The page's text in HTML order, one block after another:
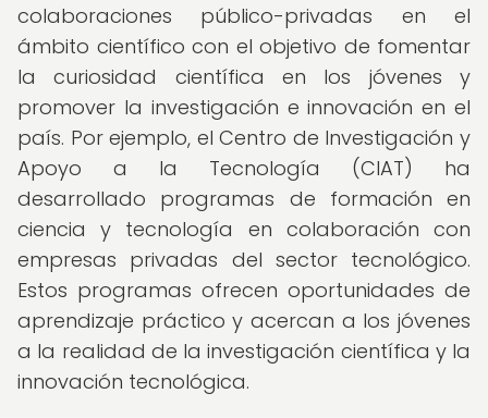
colaboraciones público-privadas en el
ámbito científico con el objetivo de fomentar
la curiosidad científica en los jóvenes y
promover la investigación e innovación en el
país. Por ejemplo, el Centro de Investigación y
Apoyo a la Tecnología (CIAT) ha
desarrollado programas de formación en
ciencia y tecnología en colaboración con
empresas privadas del sector tecnológico.
Estos programas ofrecen oportunidades de
aprendizaje práctico y acercan a los jóvenes
a la realidad de la investigación científica y la
innovación tecnológica.